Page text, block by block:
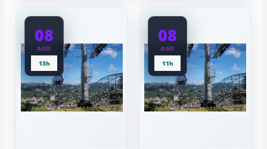
08
AGO
13h
08
AGO
11h